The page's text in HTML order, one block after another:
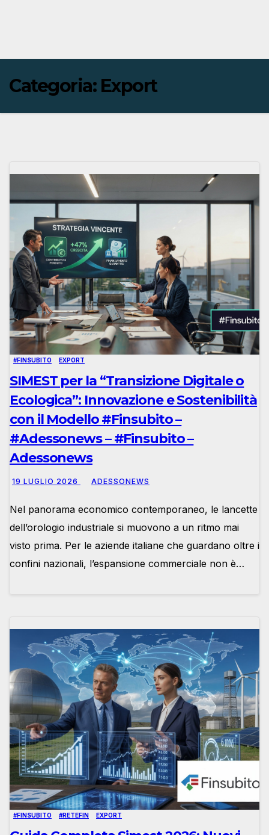
Categoria: Export
#FINSUBITO EXPORT
SIMEST per la “Transizione Digitale o
Ecologica”: Innovazione e Sostenibilità
con il Modello #Finsubito –
#Adessonews – #Finsubito –
Adessonews
19 LUGLIO 2026 ADESSONEWS
Nel panorama economico contemporaneo, le lancette
dell’orologio industriale si muovono a un ritmo mai
visto prima. Per le aziende italiane che guardano oltre i
confini nazionali, l’espansione commerciale non è…
#FINSUBITO #RETEFIN EXPORT